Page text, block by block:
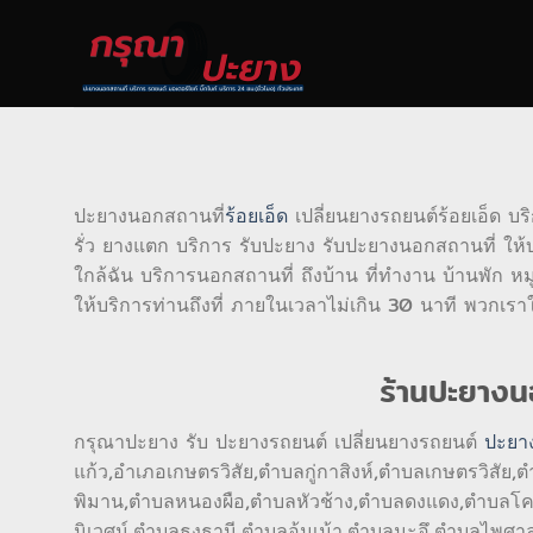
ปะยางนอกสถานที่ร้อยเอ็ด เปลี่ยนยางรถยนต์ร้อยเอ็ด
รั่ว ยางแตก บริการ รับปะยาง รับปะยางนอกสถานที่
ใกล้ฉัน บริการนอกสถานที่ ถึงบ้าน ที่ทำงาน บ้านพัก หมู่
ให้บริการท่านถึงที่ ภายในเวลาไม่เกิน 30 นาที พวกเ
ร้านปะยาง
กรุณาปะยาง รับ ปะยางรถยนต์ เปลี่ยนยางรถยนต์ ปะย
แก้ว,อำเภอเกษตรวิสัย,ตำบลกู่กาสิงห์,ตำบลเกษตรวิสั
พิมาน,ตำบลหนองผือ,ตำบลหัวช้าง,ตำบลดงแดง,ตำบล